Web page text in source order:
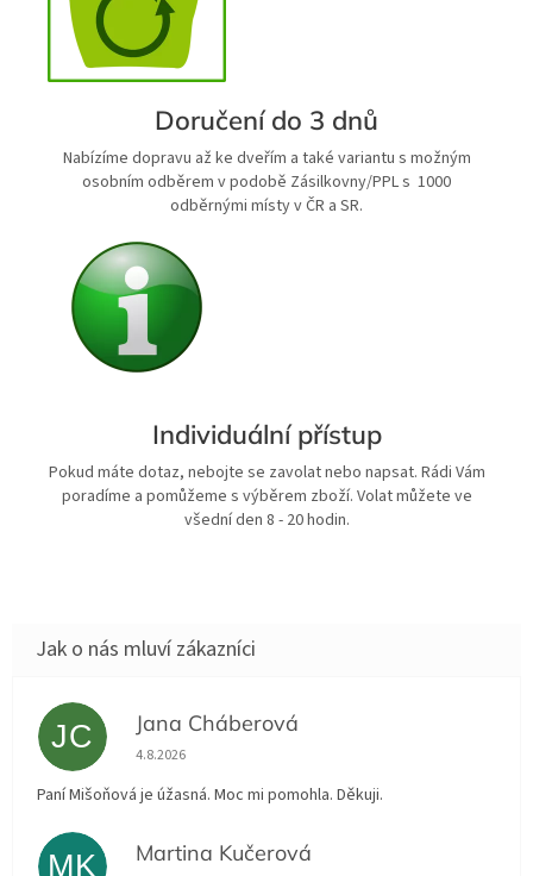
Doručení do 3 dnů
Nabízíme dopravu až ke dveřím a také variantu s možným
osobním odběrem v podobě Zásilkovny/PPL s 1000
odběrnými místy v ČR a SR.
Individuální přístup
Pokud máte dotaz, nebojte se zavolat nebo napsat. Rádi Vám
poradíme a pomůžeme s výběrem zboží. Volat můžete ve
všední den 8 - 20 hodin.
JC Jana Cháberová
Hodnocení obchodu je 5 z 5 hvězdiček.
4.8.2026
Paní Mišoňová je úžasná. Moc mi pomohla. Děkuji.
MK Martina Kučerová